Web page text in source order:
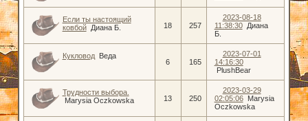
Если ты настоящий
ковбой
Диана Б. 18 257
2023-08-18
11:38:30
Диана
Б.
Кукловод Веда
6 165
2023-07-01
14:16:30
PlushBear
Трудности выбора.
Marysia Oczkowska
13 250
2023-03-29
02:05:06
Marysia
Oczkowska